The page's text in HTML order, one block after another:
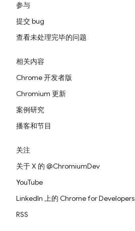
参与
提交 bug
查看未处理完毕的问题
相关内容
Chrome 开发者版
Chromium 更新
案例研究
播客和节目
关注
关于 X 的 @ChromiumDev
YouTube
LinkedIn 上的 Chrome for Developers
RSS